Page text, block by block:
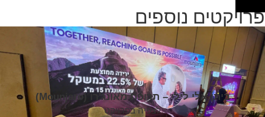
פרויקטים נוספים
ביתן אלי לילי – תרופת מאונג'רו (Mounjaro)
לצפיה בפרויקט